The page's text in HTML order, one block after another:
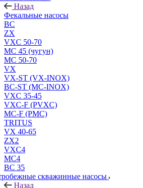
Назад
Фекальные насосы
BC
ZX
VXC 50-70
MC 45 (чугун)
MC 50-70
VX
VX-ST (VX-INOX)
BC-ST (MC-INOX)
VXC 35-45
VXC-F (PVXC)
MC-F (PMC)
TRITUS
VX 40-65
ZX2
VXC4
MC4
BC 35
скважинные насосы
Назад